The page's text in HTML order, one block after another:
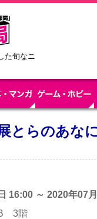
た旬なニ
とらのあな
16:00 ～ 2020年07
B 3階